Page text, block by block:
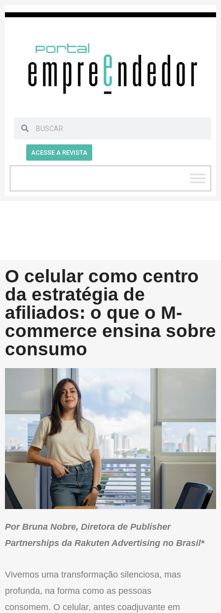
ACESSE A REVISTA
O celular como centro
da estratégia de
afiliados: o que o M-
commerce ensina sobre
consumo
Por Bruna Nobre, Diretora de Publisher
Partnerships da Rakuten Advertising no Brasil*
Vivemos uma transformação silenciosa, mas
profunda, na forma como as pessoas
consomem. O celular, antes coadjuvante em